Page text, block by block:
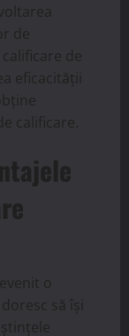
de
de
eficacității
calificare.
o
să își